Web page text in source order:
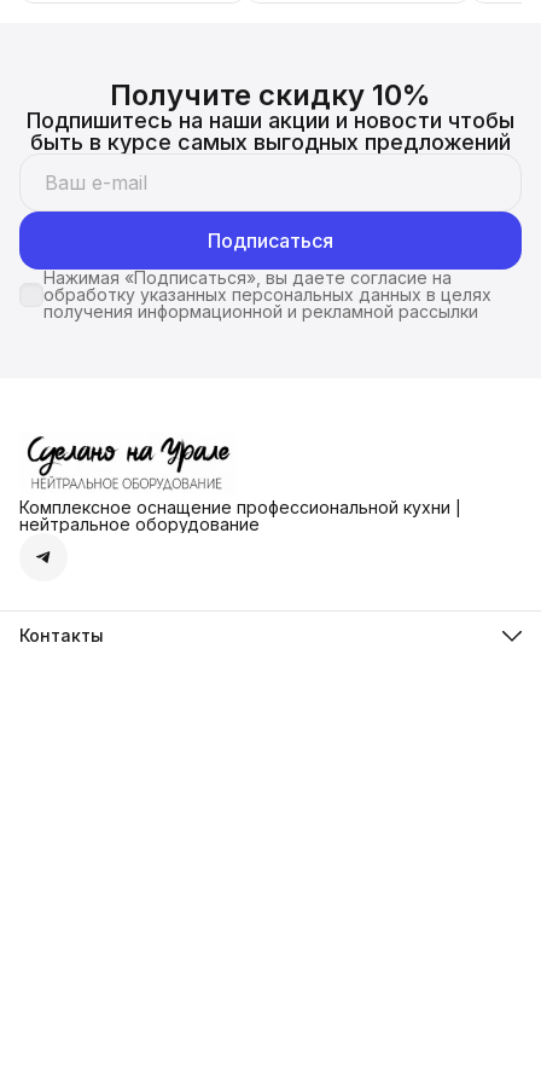
Получите скидку 10%
Подпишитесь на наши акции и новости чтобы
быть в курсе самых выгодных предложений
Подписаться
Нажимая «Подписаться», вы даете согласие на
обработку указанных персональных данных в целях
получения информационной и рекламной рассылки
Комплексное оснащение профессиональной кухни |
нейтральное оборудование
Контакты